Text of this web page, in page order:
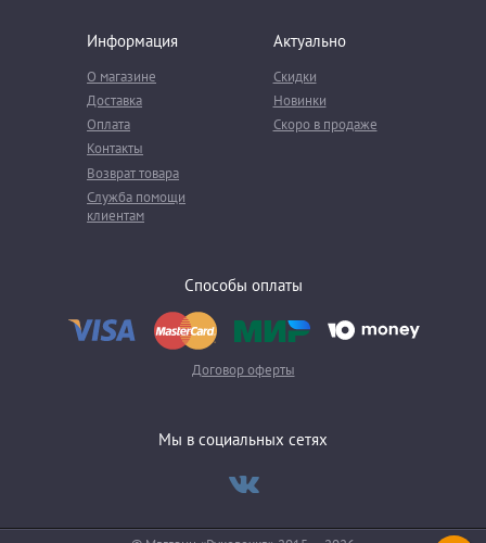
Информация
О магазине
Доставка
Оплата
Контакты
Возврат товара
Служба помощи
клиентам
Актуально
Скидки
Новинки
Скоро в продаже
Способы оплаты
Договор оферты
Мы в социальных сетях